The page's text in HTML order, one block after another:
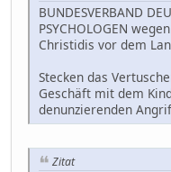
BUNDESVERBAND
PSYCHOLOGEN
Christidis vor dem
Stecken das
Geschäft mit dem
denunzierenden
Zitat